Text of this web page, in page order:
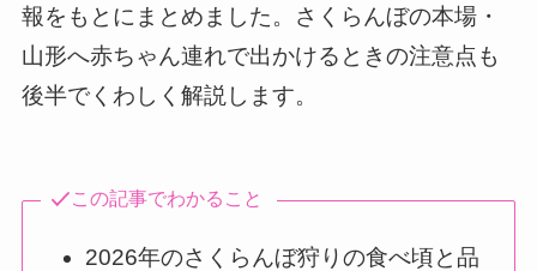
報をもとにまとめました。さくらんぼの本場・
山形へ赤ちゃん連れで出かけるときの注意点も
後半でくわしく解説します。
この記事でわかること
2026年のさくらんぼ狩りの食べ頃と品